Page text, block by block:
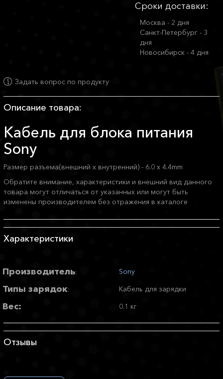
Сроки доставки:
Москва - 2 дня
Санкт-Петербург - 3
дня
Новосибирск - 4 дня
Задать вопрос по продукту
Описание товара:
Кабель для блока питания
Sony
Размер разъема(внешний x внутренний) - 6.0 x 4.4mm
Обратите внимание, характеристики и внешний вид данного
товара могут отличаться от указанных или могут быть
изменены производителем без отражения в каталоге
Характеристики
Производитель: Sony
Типы зарядок: Кабель для зарядки
Вес: 0.1 кг
Отзывы